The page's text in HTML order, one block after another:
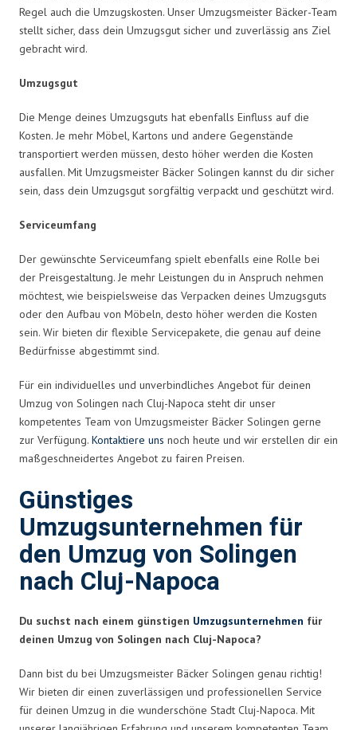
Regel auch die Umzugskosten. Unser Umzugsmeister Bäcker-Team
stellt sicher, dass dein Umzugsgut sicher und zuverlässig ans Ziel
gebracht wird.
Umzugsgut
Die Menge deines Umzugsguts hat ebenfalls Einfluss auf die
Kosten. Je mehr Möbel, Kartons und andere Gegenstände
transportiert werden müssen, desto höher werden die Kosten
ausfallen. Mit Umzugsmeister Bäcker Solingen kannst du dir sicher
sein, dass dein Umzugsgut sorgfältig verpackt und geschützt wird.
Serviceumfang
Der gewünschte Serviceumfang spielt ebenfalls eine Rolle bei
der Preisgestaltung. Je mehr Leistungen du in Anspruch nehmen
möchtest, wie beispielsweise das Verpacken deines Umzugsguts
oder den Aufbau von Möbeln, desto höher werden die Kosten
sein. Wir bieten dir flexible Servicepakete, die genau auf deine
Bedürfnisse abgestimmt sind.
Für ein individuelles und unverbindliches Angebot für deinen
Umzug von Solingen nach Cluj-Napoca steht dir unser
kompetentes Team von Umzugsmeister Bäcker Solingen gerne
zur Verfügung. Kontaktiere uns noch heute und wir erstellen dir ein
maßgeschneidertes Angebot zu fairen Preisen.
Günstiges
Umzugsunternehmen für
den Umzug von Solingen
nach Cluj-Napoca
Du suchst nach einem günstigen Umzugsunternehmen für
deinen Umzug von Solingen nach Cluj-Napoca?
Dann bist du bei Umzugsmeister Bäcker Solingen genau richtig!
Wir bieten dir einen zuverlässigen und professionellen Service
für deinen Umzug in die wunderschöne Stadt Cluj-Napoca. Mit